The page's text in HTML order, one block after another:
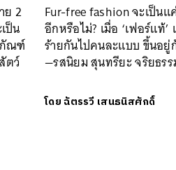
ย 2
ป็น
ภัณฑ์
ตว์
Fur-free fashion จะเป็น
อีกหรือไม่? เมื่อ ‘เฟอร์แท้’
ร้ายกันไปคนละแบบ ขึ้นอยู่
—รสนิยม สุนทรียะ จริยธร
โดยฉัตรรวี เสนธนิสศักดิ์
SHARE TWEET